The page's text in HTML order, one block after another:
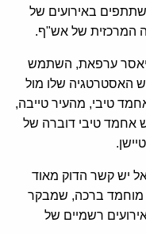
באירועים של
המרכזית של אש"ף.
יאסר ערפאת, השתמש
האסטרטגיה שלו מול
1993 את ד"ר אחמד טיבי, מהעיר טייבה,
ישראל. ב-1998 אף שימש אחמד טיבי דוברה של
יש קשר הדוק מאוד
מוחמד ברכה, שמבקר
רשמיים של